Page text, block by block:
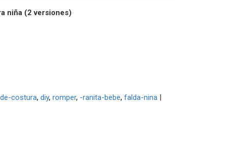
niña (2 versiones)
costura diy romper -ranita-bebe falda-nina |